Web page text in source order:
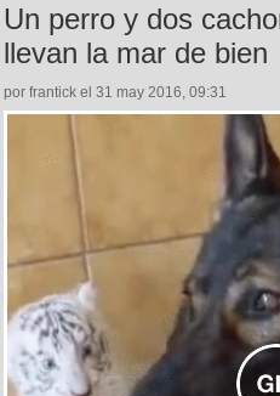
Un perro y dos
llevan la mar de bien
por frantick el 31 may 2016, 09:31